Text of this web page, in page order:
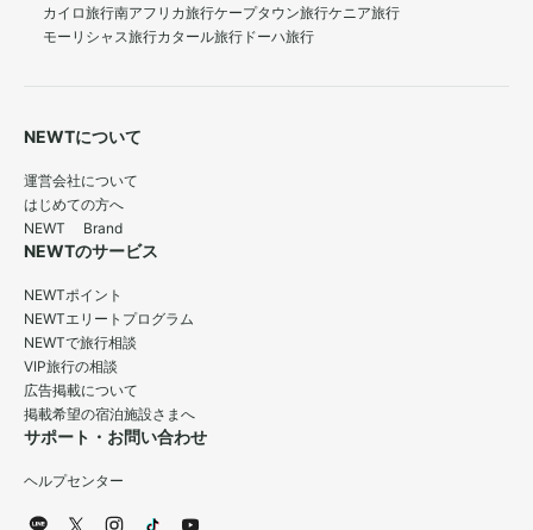
カイロ旅行南アフリカ旅行ケープタウン旅行ケニア旅行
モーリシャス旅行カタール旅行 ドーハ旅行
NEWTについて
運営会社について
はじめての方へ
NEWT Brand
NEWTのサービス
NEWTポイント
NEWTエリートプログラム
NEWTで旅行相談
VIP旅行の相談
広告掲載について
掲載希望の宿泊施設さまへ
サポート・お問い合わせ
ヘルプセンター